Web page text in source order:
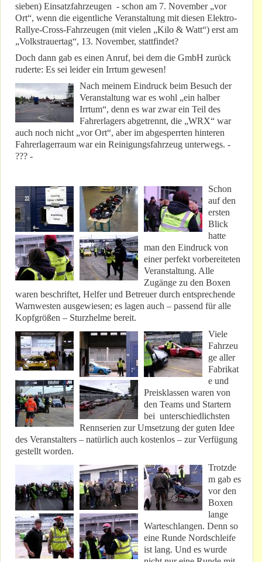
sieben) Einsatzfahrzeugen - schon am 7. November „vor
Ort“, wenn die eigentliche Veranstaltung mit diesen Elektro-
Rallye-Cross-Fahrzeugen (mit vielen „Kilo & Watt“) erst am
„Volkstrauertag“, 13. November, stattfindet?
Doch dann gab es einen Anruf, bei dem die GmbH zurück
ruderte: Es sei leider ein Irrtum gewesen!
Nach meinem Eindruck beim Besuch der
Veranstaltung war es wohl „ein halber
Irrtum“, denn es war zwar ein Teil des
Fahrerlagers abgetrennt, die „WRX“ war
auch noch nicht „vor Ort“, aber im abgesperrten hinteren
Fahrerlagerraum war ein Reinigungsfahrzeug unterwegs. -
??? -
Schon
auf den
ersten
Blick
hatte
man den Eindruck von
einer perfekt vorbereiteten
Veranstaltung. Alle
Zugänge zu den Boxen
waren beschriftet, Helfer und Betreuer durch entsprechende
Warnwesten ausgewiesen; es lagen auch – passend für alle
Kopfgrößen – Sturzhelme bereit.
Viele
Fahrzeu
ge aller
Fabrikat
e und
Preisklassen waren von
den Teams und Startern
bei unterschiedlichsten
Rennserien zur Umsetzung der guten Idee
des Veranstalters – natürlich auch kostenlos – zur Verfügung
gestellt worden.
Trotzde
m gab es
vor den
Boxen
lange
Warteschlangen. Denn so
eine Runde Nordschleife
ist lang. Und es wurde